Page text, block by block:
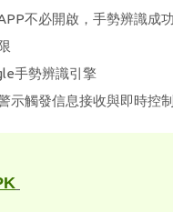
不必開啟，手勢辨識成
手勢辨識引擎
示觸發信息接收與即時控